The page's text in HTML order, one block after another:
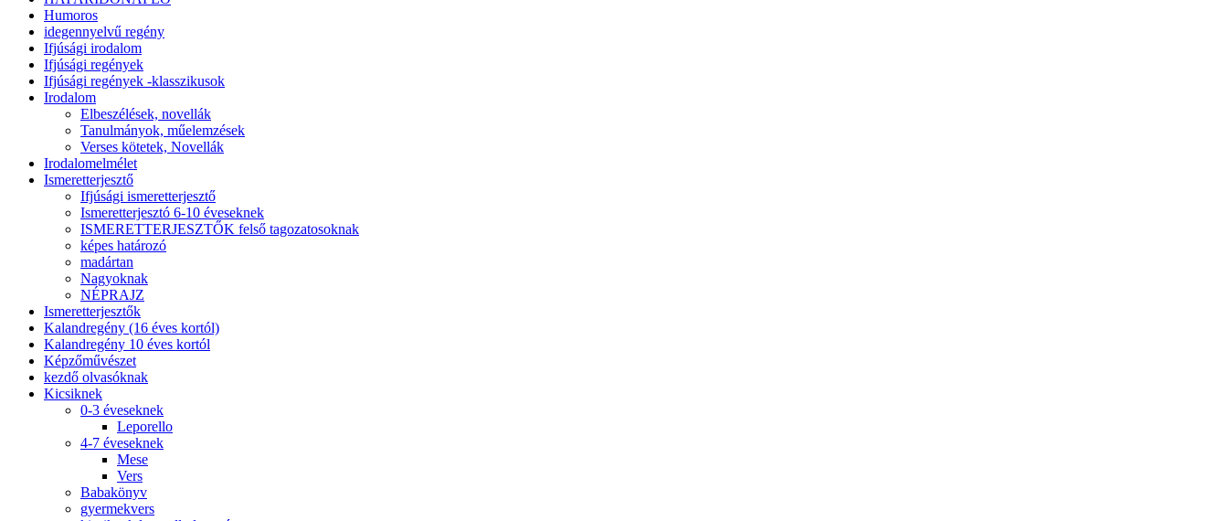
Humoros
idegennyelvű regény
Ifjúsági irodalom
Ifjúsági regények
Ifjúsági regények -klasszikusok
Irodalom
Elbeszélések, novellák
Tanulmányok, műelemzések
Verses kötetek, Novellák
Irodalomelmélet
Ismeretterjesztő
Ifjúsági ismeretterjesztő
Ismeretterjesztó 6-10 éveseknek
ISMERETTERJESZTŐK felső tagozatosoknak
képes határozó
madártan
Nagyoknak
NÉPRAJZ
Ismeretterjesztők
Kalandregény (16 éves kortól)
Kalandregény 10 éves kortól
Képzőművészet
kezdő olvasóknak
Kicsiknek
0-3 éveseknek
Leporello
4-7 éveseknek
Mese
Vers
Babakönyv
gyermekvers